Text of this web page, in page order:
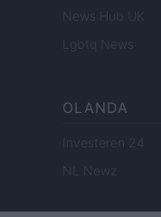
News Hub UK
Lgbtq News
OLANDA
Investeren 24
NL Newz